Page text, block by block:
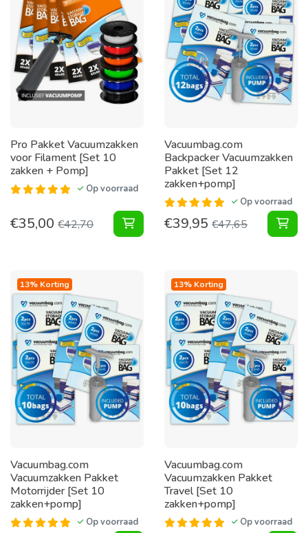
Pro Pakket Vacuumzakken
voor Filament [Set 10
zakken + Pomp]
Op voorraad
€35,00 €42,70 Pakket Vacuumzakken voor
Vacuumbag.com
Backpacker Vacuumzakken
Pakket [Set 12
zakken+pomp]
Op voorraad
€39,95 €47,65
13% Korting
Vacuumbag.com
Vacuumzakken Pakket
Motorrijder [Set 10
zakken+pomp]
Op voorraad
13% Korting
Vacuumbag.com
Vacuumzakken Pakket
Travel [Set 10
zakken+pomp]
Op voorraad